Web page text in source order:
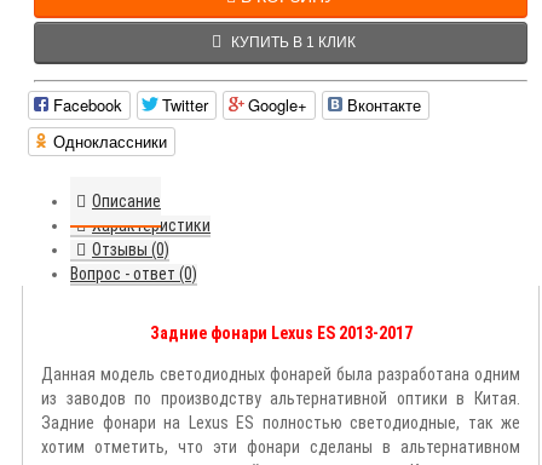
КУПИТЬ В 1 КЛИК
Facebook Twitter Google+
Вконтакте
Одноклассники
Описание
Характеристики
Отзывы (0)
Вопрос - ответ (0)
Задние фонари Lexus ES 2013-2017
Данная модель светодиодных фонарей была разработана одним
из заводов по производству альтернативной оптики в Китая.
Задние фонари на Lexus ES полностью светодиодные, так же
хотим отметить, что эти фонари сделаны в альтернативном